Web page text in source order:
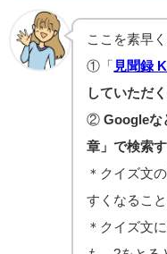
ここを素早
①「 見聞録
していただ
②Googleな
章」で検索
＊クイズ文
すくなるこ
＊クイズ文